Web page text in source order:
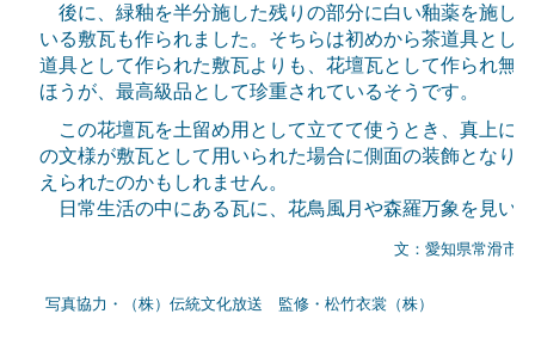
後に、緑釉を半分施した残りの部分に白い釉薬を施し
いる敷瓦も作られました。そちらは初めから茶道具とし
道具として作られた敷瓦よりも、花壇瓦として作られ無
ほうが、最高級品として珍重されているそうです。
この花壇瓦を土留め用として立てて使うとき、真上に
の文様が敷瓦として用いられた場合に側面の装飾となり
えられたのかもしれません。
日常生活の中にある瓦に、花鳥風月や森羅万象を見い
文：愛知県常滑市
写真協力・（株）伝統文化放送 監修・松竹衣裳（株）